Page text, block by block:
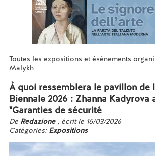
Toutes les expositions et événements
Malykh
À quoi ressemblera le pavillon de
Biennale 2026 : Zhanna Kadyrova
"Garanties de sécurité
De Redazione , écrit le 16/03/2026
Catégories: Expositions